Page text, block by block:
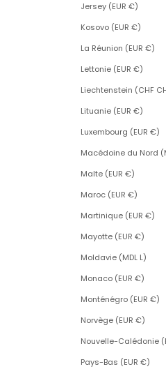
Jersey (EUR €)
Kosovo (EUR €)
La Réunion (EUR €)
Lettonie (EUR €)
Liechtenstein (CHF
Lituanie (EUR €)
Luxembourg (EUR €)
Macédoine du Nord
Malte (EUR €)
Maroc (EUR €)
Martinique (EUR €)
Mayotte (EUR €)
Moldavie (MDL L)
Monaco (EUR €)
Monténégro (EUR €)
Norvège (EUR €)
Nouvelle-Calédonie
Pays-Bas (EUR €)